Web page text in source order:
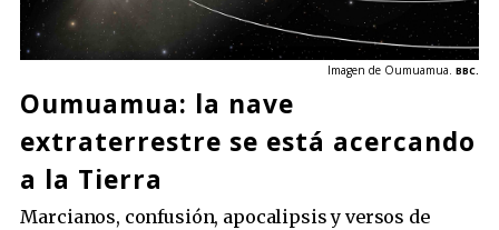
Imagen de Oumuamua. BBC.
Oumuamua: la nave
extraterrestre se está acercando
a la Tierra
Marcianos, confusión, apocalipsis y versos de